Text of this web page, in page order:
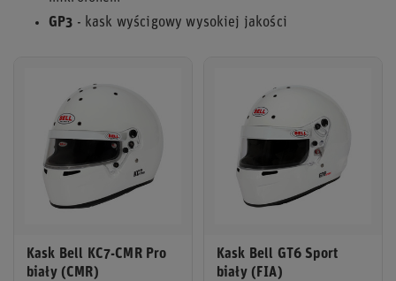
GP3 - kask wyścigowy wysokiej jakości
Kask Bell KC7-CMR Pro
biały (CMR)
Kask Bell GT6 Sport
biały (FIA)